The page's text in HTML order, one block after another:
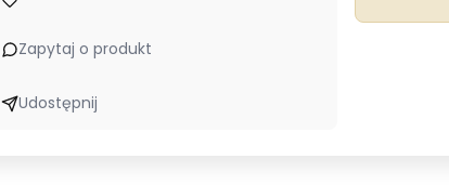
Zapytaj o produkt
Udostępnij